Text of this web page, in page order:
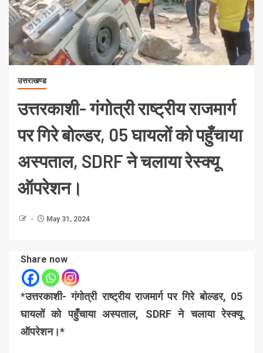
उत्तराखण्ड
उत्तरकाशी- गंगोत्री राष्ट्रीय राजमार्ग
पर गिरे बोल्डर, 05 घायलों को पहुँचाया
अस्पताल, SDRF ने चलाया रेस्क्यू
ऑपरेशन।
May 31, 2024
Share now
*उत्तरकाशी- गंगोत्री राष्ट्रीय राजमार्ग पर गिरे बोल्डर, 05
घायलों को पहुँचाया अस्पताल, SDRF ने चलाया रेस्क्यू
ऑपरेशन।*